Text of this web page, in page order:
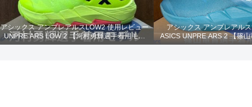
アシックス アンプレアルスLOW2 使用レビュー
UNPRE ARS LOW 2 【河村勇輝選手着用モデ
ル】
アシックス アンプレアル
ASICS UNPRE ARS 2 【篠
ル】